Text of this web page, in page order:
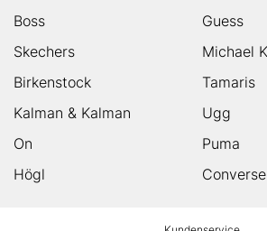
Boss
Guess
Skechers
Michael
Birkenstock
Tamaris
Kalman & Kalman
Ugg
On
Puma
Högl
Converse